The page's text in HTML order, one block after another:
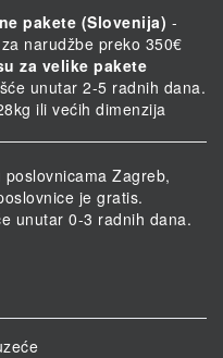
pakete (Slovenija) -
narudžbe preko 350€
za velike pakete
unutar 2-5 radnih dana.
ili većih dimenzija
Zagreb,
je gratis.
unutar 0-3 radnih dana.